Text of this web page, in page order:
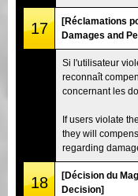
17
[Réclamations
Damages and
Si l'utilisateur
reconnaît
concernant les
If users violate
they will
regarding
18
[Décision du
Decision]